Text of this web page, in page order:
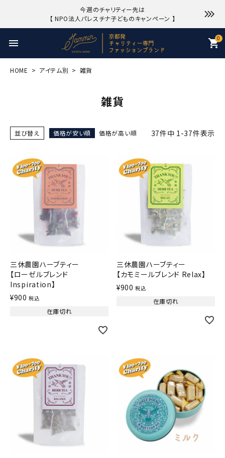
今週のチャリティー先は
【 NPO法人パレスチナ子どものキャンペーン 】
menu 0
shopping_cart
HOME アイテム別 雑貨
雑貨
並び替え 価格が安い順 価格が高い順 37件中 1-37件表示
三休農園ハーブティー
【ローゼルブレンド
Inspiration】
¥900 税込
在庫切れ
三休農園ハーブティー
【カモミールブレンド Relax】
¥900 税込
在庫切れ